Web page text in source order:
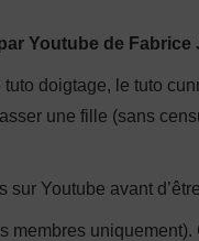
Youtube de Fabrice
doigtage, le tuto
une fille (sans
sur Youtube avant
membres uniquement).